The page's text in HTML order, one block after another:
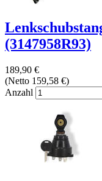
(3147958R93)
189,90 €
(Netto 159,58 €)
Anzahl